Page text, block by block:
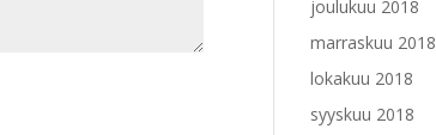
joulukuu 2018
marraskuu 2018
lokakuu 2018
syyskuu 2018